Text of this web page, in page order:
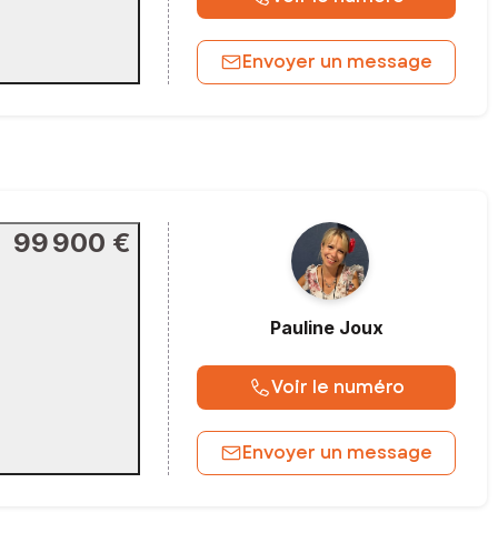
Envoyer un message
99 900 €
Pauline Joux
Voir le numéro
Envoyer un message